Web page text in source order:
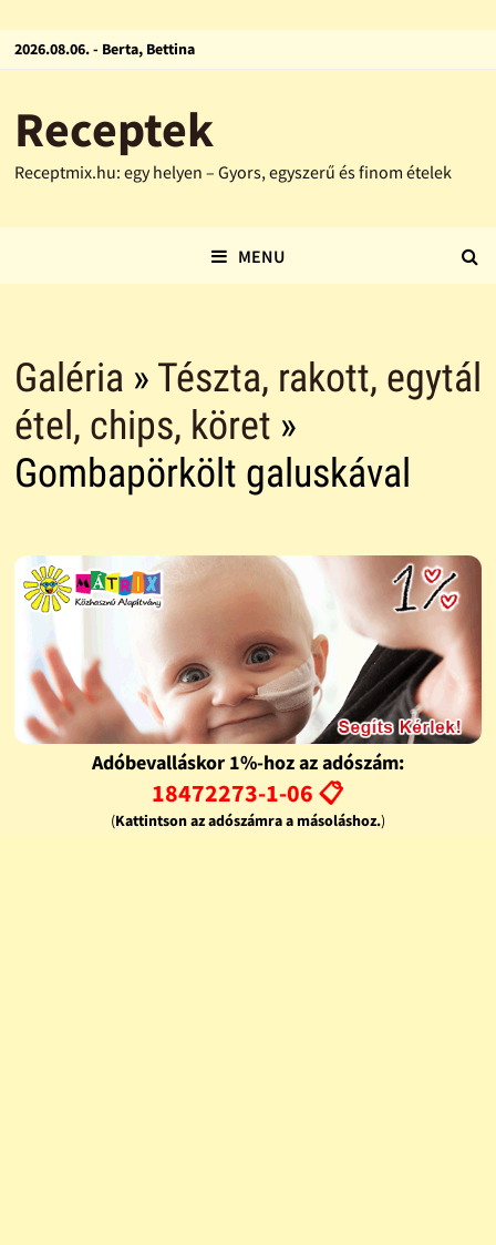
2026.08.06. - Berta, Bettina
Receptek
Receptmix.hu: egy helyen – Gyors, egyszerű és finom ételek
MENU
Galéria » Tészta, rakott, egytál
étel, chips, köret »
Gombapörkölt galuskával
Adóbevalláskor 1%-hoz az adószám:
18472273-1-06 📋
(Kattintson az adószámra a másoláshoz.)